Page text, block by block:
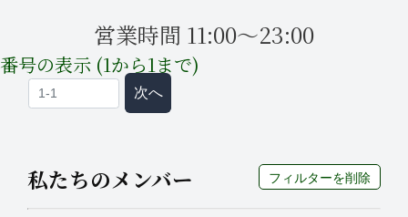
営業時間 11:00～23:00
番号の表示 (1から1まで)
次へ
私たちのメンバー フィルターを削除